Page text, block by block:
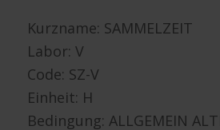
Kurzname: SAMMELZEIT
Labor: V
Code: SZ-V
Einheit: H
Bedingung: ALLGEMEIN